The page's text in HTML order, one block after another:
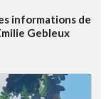
informations de
Gebleux